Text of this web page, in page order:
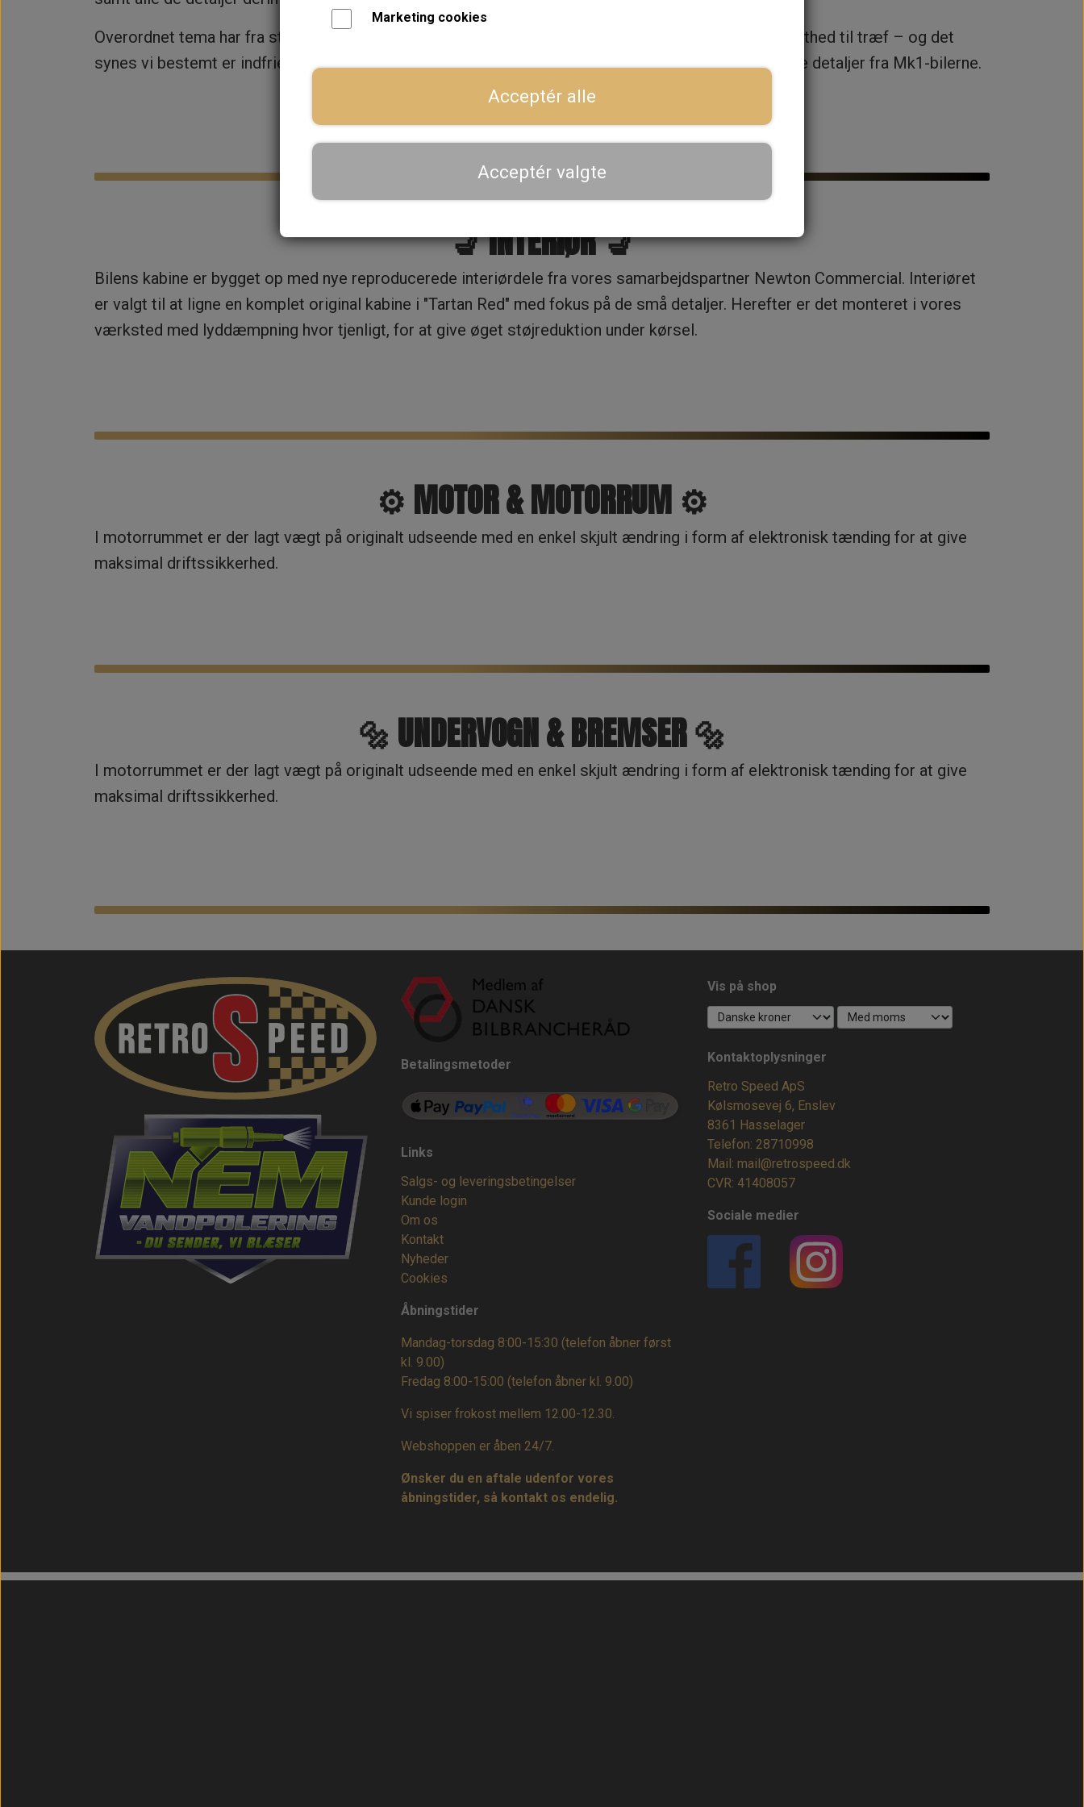
Overordnet tema har fra start været at bygge en pæn brugsbil, som også kan præsenteres med stolthed til træf – og det
synes vi bestemt er indfriet til fulde, samtidig med at vi har fastholdt en lang række af de tidstypiske detaljer fra Mk1-bilerne.
💺 INTERIØR 💺
Bilens kabine er bygget op med nye reproducerede interiørdele fra vores samarbejdspartner Newton Commercial. Interiøret
er valgt til at ligne en komplet original kabine i "Tartan Red" med fokus på de små detaljer. Herefter er det monteret i vores
værksted med lyddæmpning hvor tjenligt, for at give øget støjreduktion under kørsel.
⚙️ MOTOR & MOTORRUM ⚙️
I motorrummet er der lagt vægt på originalt udseende med en enkel skjult ændring i form af elektronisk tænding for at give
maksimal driftssikkerhed.
🔩 UNDERVOGN & BREMSER 🔩
I motorrummet er der lagt vægt på originalt udseende med en enkel skjult ændring i form af elektronisk tænding for at give
maksimal driftssikkerhed.
Betalingsmetoder
Links
Salgs- og leveringsbetingelser
Kunde login
Om os
Kontakt
Nyheder
Cookies
Åbningstider
Mandag-torsdag 8:00-15:30 (telefon åbner først
kl. 9.00)
Fredag 8:00-15:00 (telefon åbner kl. 9.00)
Vi spiser frokost mellem 12.00-12.30.
Webshoppen er åben 24/7.
Ønsker du en aftale udenfor vores
åbningstider, så kontakt os endelig.
Vis på shop
Kontaktoplysninger
Retro Speed ApS
Kølsmosevej 6, Enslev
8361 Hasselager
Telefon: 28710998
Mail: mail@retrospeed.dk
CVR: 41408057
Sociale medier
Marketing cookies
Acceptér alle
Acceptér valgte